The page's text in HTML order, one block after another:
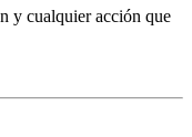
y cualquier acción que